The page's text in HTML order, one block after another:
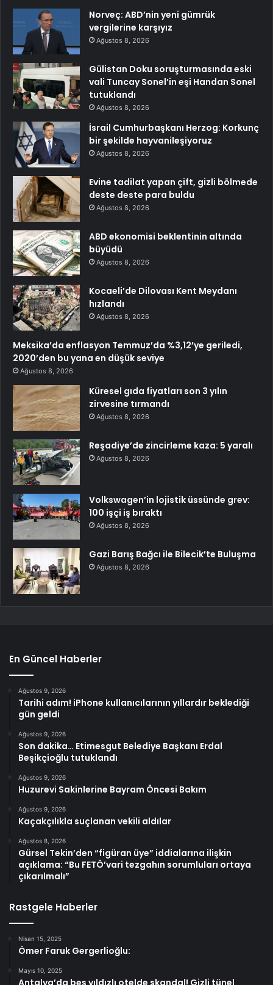
Norveç: ABD’nin yeni gümrük
vergilerine karşıyız
Ağustos 8, 2026
Gülistan Doku soruşturmasında eski
vali Tuncay Sonel’in eşi Handan Sonel
tutuklandı
Ağustos 8, 2026
İsrail Cumhurbaşkanı Herzog: Korkunç
bir şekilde hayvanileşiyoruz
Ağustos 8, 2026
Evine tadilat yapan çift, gizli bölmede
deste deste para buldu
Ağustos 8, 2026
ABD ekonomisi beklentinin altında
büyüdü
Ağustos 8, 2026
Kocaeli’de Dilovası Kent Meydanı
hızlandı
Ağustos 8, 2026
Meksika’da enflasyon Temmuz’da %3,12’ye geriledi,
2020’den bu yana en düşük seviye
Ağustos 8, 2026
Küresel gıda fiyatları son 3 yılın
zirvesine tırmandı
Ağustos 8, 2026
Reşadiye’de zincirleme kaza: 5 yaralı
Ağustos 8, 2026
Volkswagen’in lojistik üssünde grev:
100 işçi iş bıraktı
Ağustos 8, 2026
Gazi Barış Bağcı ile Bilecik’te Buluşma
Ağustos 8, 2026
En Güncel Haberler
Ağustos 9, 2026
Tarihi adım! iPhone kullanıcılarının yıllardır beklediği
gün geldi
Ağustos 9, 2026
Son dakika… Etimesgut Belediye Başkanı Erdal
Beşikçioğlu tutuklandı
Ağustos 9, 2026
Huzurevi Sakinlerine Bayram Öncesi Bakım
Ağustos 9, 2026
Kaçakçılıkla suçlanan vekili aldılar
Ağustos 8, 2026
Gürsel Tekin’den “figüran üye” iddialarına ilişkin
açıklama: “Bu FETÖ’vari tezgahın sorumluları ortaya
çıkarılmalı”
Rastgele Haberler
Nisan 15, 2025
Ömer Faruk Gergerlioğlu:
Mayıs 10, 2025